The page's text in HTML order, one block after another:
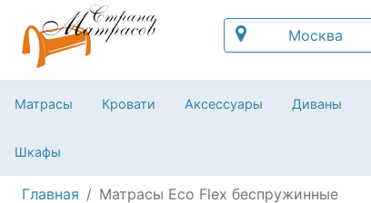
Москва
Матрасы Кровати Аксессуары Диваны
Шкафы
Главная Матрасы Eco Flex беспружинные